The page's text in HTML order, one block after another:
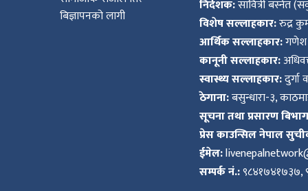
बिज्ञापनको लागी
निर्देशक:सावित्री बस्नेत
विशेष सल्लाहकार:रुद्र
आर्थिक सल्लाहकार:गणेश
कानूनी सल्लाहकार:
स्वास्थ्य सल्लाहकार:दुर्गा
ठेगाना:बसुन्धारा-३,
सूचना तथा प्रसारण
प्रेस काउन्सिल नेपाल
ईमेल:
सम्पर्क नं.:९८४१७४१७३७,